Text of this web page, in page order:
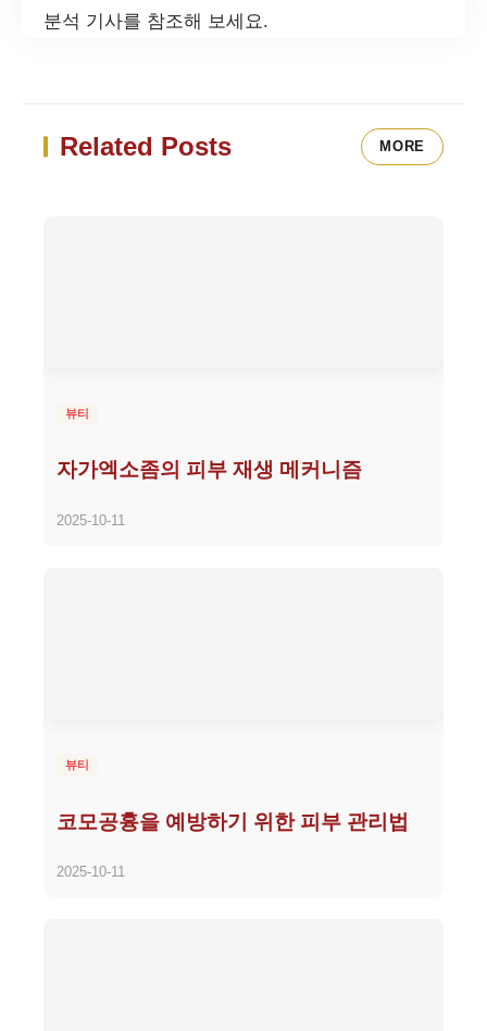
분석 기사를 참조해 보세요.
Related Posts MORE
뷰티
자가엑소좀의 피부 재생 메커니즘
2025-10-11
뷰티
코모공흉을 예방하기 위한 피부 관리법
2025-10-11